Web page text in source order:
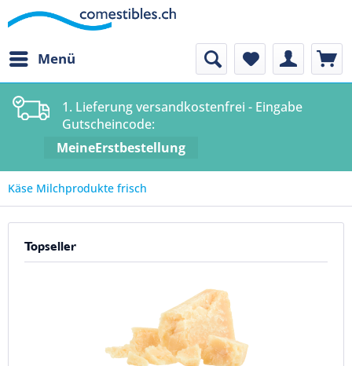
Menü
1. Lieferung versandkostenfrei - Eingabe
Gutscheincode:
MeineErstbestellung
Käse Milchprodukte frisch
Topseller